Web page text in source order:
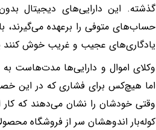
گذشته. این دارایی‌های دیجیتال
حساب‌های متوفی را برعهده می‌گیرند،
یادگاری‌های عجیب و غریب خوش کنند
وکلای اموال و دارایی‌ها مدت‌هاست به
اما هیچ‌کس برای فشاری که در این
وقتی خودشان را نشان می‌دهند که کار
کوله‌بار اندوهشان سر از فروشگاه